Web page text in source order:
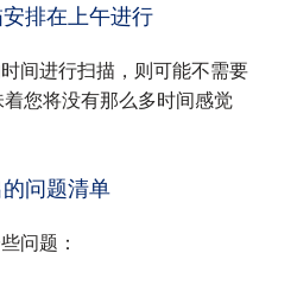
排在上午进行
间进行扫描，则可能不需要
您将没有那么多时间感觉
问题清单
问题：